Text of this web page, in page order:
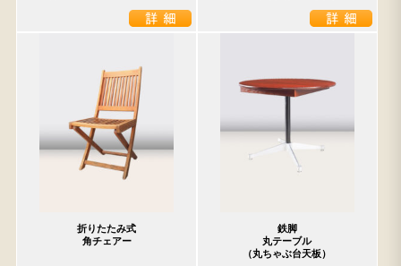
折りたたみ式
角チェアー
鉄脚
丸テーブル
（丸ちゃぶ台天板）
検索
松本民芸 小長火鉢 踏台
李朝 箪笥 b2770